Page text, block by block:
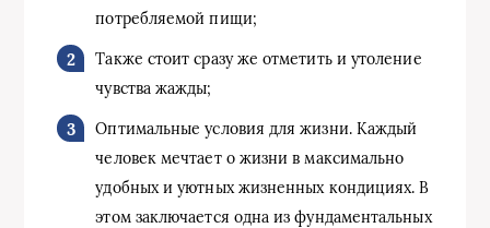
потребляемой пищи;
Также стоит сразу же отметить и утоление
чувства жажды;
Оптимальные условия для жизни. Каждый
человек мечтает о жизни в максимально
удобных и уютных жизненных кондициях. В
этом заключается одна из фундаментальных